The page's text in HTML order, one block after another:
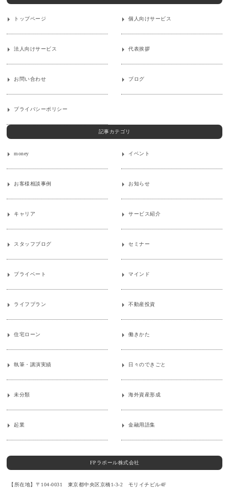
トップページ 個人向けサービス
法人向けサービス 代表挨拶
お問い合わせ ブログ
プライバシーポリシー
記事カテゴリ
money イベント
お客様相談事例 お知らせ
キャリア サービス紹介
スタッフブログ セミナー
プライベート マインド
ライフプラン 不動産投資
住宅ローン 働きかた
執筆・講演実績 日々のできごと
未分類 海外資産形成
起業 金融用語集
FPラポール株式会社
【所在地】〒104-0031 東京都中央区京橋1-3-2 モリイチビル4F